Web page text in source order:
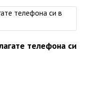
телефона си